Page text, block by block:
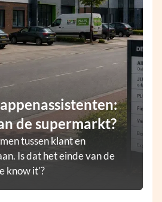
de supermarkt?
tussen klant en
Is dat het einde van de
know it’?